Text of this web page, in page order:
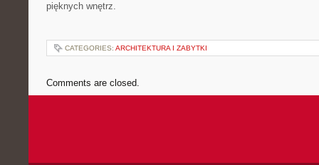
pięknych wnętrz.
CATEGORIES: ARCHITEKTURA I ZABYTKI
Comments are closed.